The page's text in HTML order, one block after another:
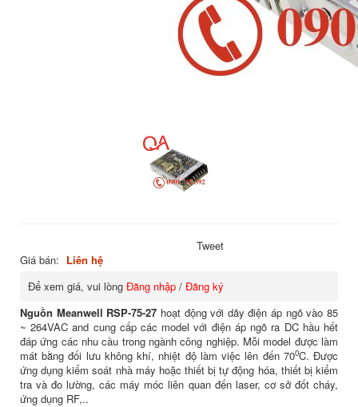
Tweet
Giá bán: Liên hệ
Để xem giá, vui lòng Đăng nhập / Đăng ký
Nguồn Meanwell RSP-75-27 hoạt động với dãy điện áp ngõ vào 85
~ 264VAC and cung cấp các model với điện áp ngõ ra DC hầu hết
đáp ứng các nhu cầu trong ngành công nghiệp. Mỗi model được làm
mát bằng đối lưu không khí, nhiệt độ làm việc lên đến 700C. Được
ứng dụng kiểm soát nhà máy hoặc thiết bị tự động hóa, thiết bị kiểm
tra và đo lường, các máy móc liên quan đến laser, cơ sở đốt cháy,
ứng dụng RF,..